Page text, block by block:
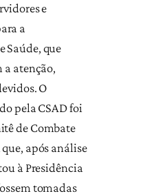
e
a
Saúde, que
a atenção,
O
pela CSAD foi
de Combate
após análise
à Presidência
tomadas